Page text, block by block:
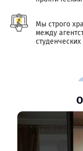
Мы строго
между